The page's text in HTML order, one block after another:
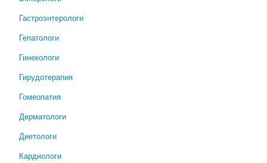
Гастроэнтерологи
Гепатологи
Гинекологи
Гирудотерапия
Гомеопатия
Дерматологи
Диетологи
Кардиологи